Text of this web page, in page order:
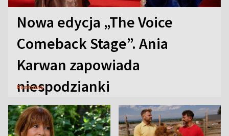
Nowa edycja „The Voice
Comeback Stage”. Ania
Karwan zapowiada
niespodzianki
Rozmowy